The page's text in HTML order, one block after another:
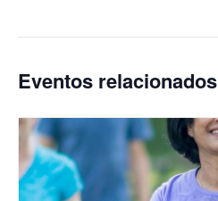
Eventos relacionados